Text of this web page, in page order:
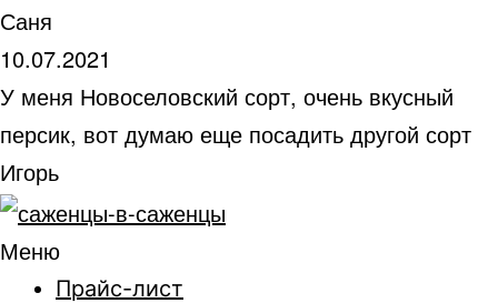
Саня
10.07.2021
У меня Новоселовский сорт, очень вкусный
персик, вот думаю еще посадить другой сорт
Игорь
Меню
Прайс-лист